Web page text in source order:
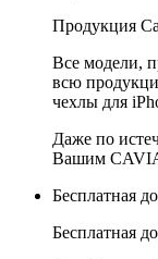
Продукция
Все модели,
всю
чехлы для
Даже по
Вашим
Бесплатная
Бесплатная